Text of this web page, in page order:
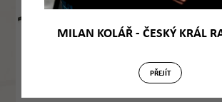
MILAN KOLÁŘ - ČESKÝ KRÁL
PŘEJÍT